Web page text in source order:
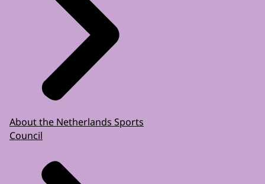
About the Netherlands Sports
Council